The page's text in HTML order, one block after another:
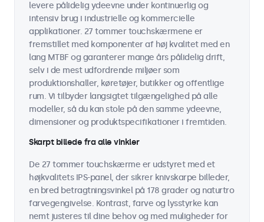
levere pålidelig ydeevne under kontinuerlig og
intensiv brug i industrielle og kommercielle
applikationer. 27 tommer touchskærmene er
fremstillet med komponenter af høj kvalitet med en
lang MTBF og garanterer mange års pålidelig drift,
selv i de mest udfordrende miljøer som
produktionshaller, køretøjer, butikker og offentlige
rum. Vi tilbyder langsigtet tilgængelighed på alle
modeller, så du kan stole på den samme ydeevne,
dimensioner og produktspecifikationer i fremtiden.
Skarpt billede fra alle vinkler
De 27 tommer touchskærme er udstyret med et
højkvalitets IPS-panel, der sikrer knivskarpe billeder,
en bred betragtningsvinkel på 178 grader og naturtro
farvegengivelse. Kontrast, farve og lysstyrke kan
nemt justeres til dine behov og med muligheder for